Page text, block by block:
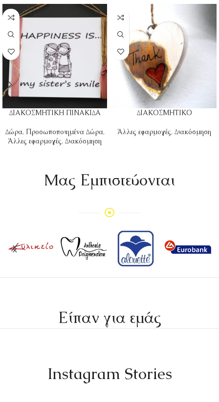
ΔΙΑΚΟΣΜΗΤΙΚΗ ΠΙΝΑΚΙΔΑ
Δώρα, Προσωποποιημένα Δώρα,
Άλλες εφαρμογές, Διακόσμηση
ΔΙΑΚΟΣΜΗΤΙΚΟ
Άλλες εφαρμογές, Διακόσμηση
Mας Εμπιστεύονται
Είπαν για εμάς
Instagram Stories